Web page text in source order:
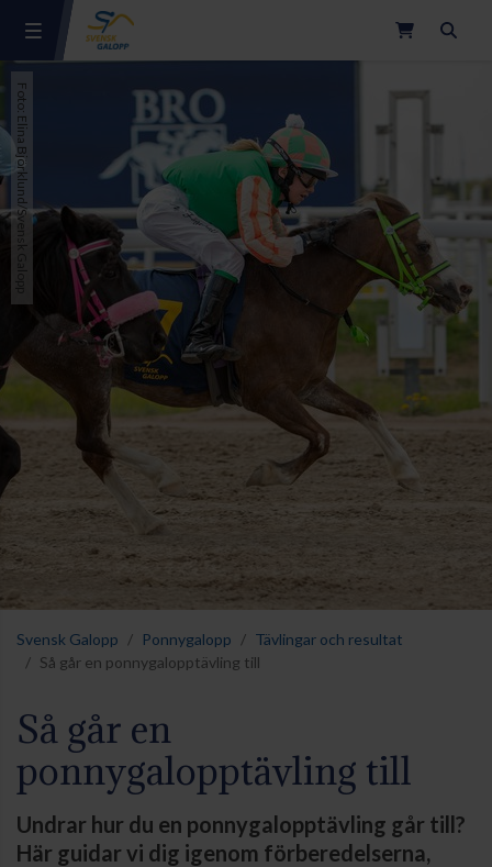
Foto: Elina Björklund/Svensk Galopp
Svensk Galopp Ponnygalopp
Tävlingar och resultat
Så går en ponnygalopptävling till
Så går en
ponnygalopptävling till
Undrar hur du en ponnygalopptävling går till?
Här guidar vi dig igenom förberedelserna,